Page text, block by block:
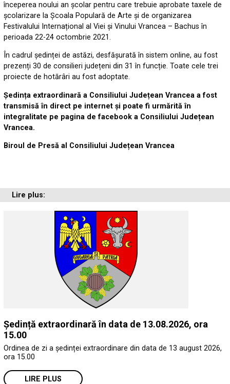
începerea noului an școlar pentru care trebuie aprobate taxele de
școlarizare la Școala Populară de Arte și de organizarea
Festivalului Internațional al Viei și Vinului Vrancea – Bachus în
perioada 22-24 octombrie 2021.
În cadrul ședinței de astăzi, desfășurată în sistem online, au fost
prezenți 30 de consilieri județeni din 31 în funcție. Toate cele trei
proiecte de hotărâri au fost adoptate.
Ședința extraordinară a Consiliului Județean Vrancea a fost
transmisă în direct pe internet și poate fi urmărită în
integralitate pe pagina de facebook a Consiliului Județean
Vrancea.
Biroul de Presă al Consiliului Județean Vrancea
Lire plus:
Ședință extraordinară în data de 13.08.2026, ora
15.00
Ordinea de zi a ședinței extraordinare din data de 13 august 2026,
ora 15.00
LIRE PLUS